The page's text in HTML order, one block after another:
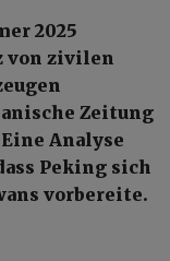
2025
von zivilen
Zeitung
Analyse
Peking sich
vorbereite.